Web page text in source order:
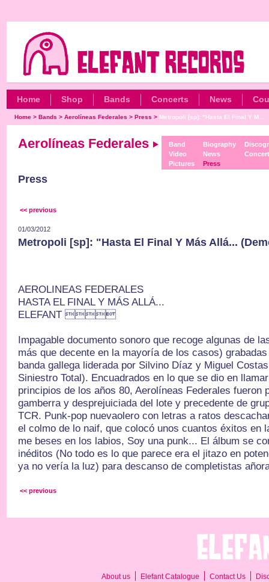
Home Shop Bands Concerts News
Home> Bands > Aerolíneas Federales > Press > Metropoli [sp]: "Hasta El Final Y M...
Aerolíneas Federales
Band
Video
Pictures
Biography
News
Press
Press
<< previous
01/03/2012
Metropoli [sp]: "Hasta El Final Y Más Allá...
AEROLINEAS FEDERALES
HASTA EL FINAL Y MÁS ALLÁ...
ELEFANT 
Impagable documento sonoro que recoge algunas de
más que decente en la mayoría de los casos)
banda gallega liderada por Silvino Díaz y Miguel
Siniestro Total). Encuadrados en lo que se dio en
principios de los años 80, Aerolíneas Federales fueron
gamberra y desprejuiciada del lote y precedente de
TCR. Punk-pop nuevaolero con letras a ratos
el colmo de lo naif, que colocó unos cuantos éxitos en
me beses en los labios, Soy una punk... El álbum se
inéditos (No todo es lo que parece era el jitazo en
ya no vería la luz) para descanso de completistas
<< previous
About us Elefant Catalogue Contact Us